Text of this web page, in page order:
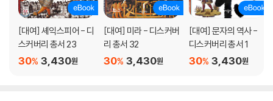
비상조치
예금 은행, 특히 암스테르담 은행에 대한 여담
제2절. 다른 원리들에 비추어 보아도 비상한 수입 제한은 불합리하다
제4장. 세금 환급
[대여] 셰익스피어 - 디
스커버리 총서 23
3,430원
30%
[대여] 미라 - 디스커버
리 총서 32
3,430원
30%
[대여] 문자의 역사 -
디스커버리 총서 1
3,430원
30%